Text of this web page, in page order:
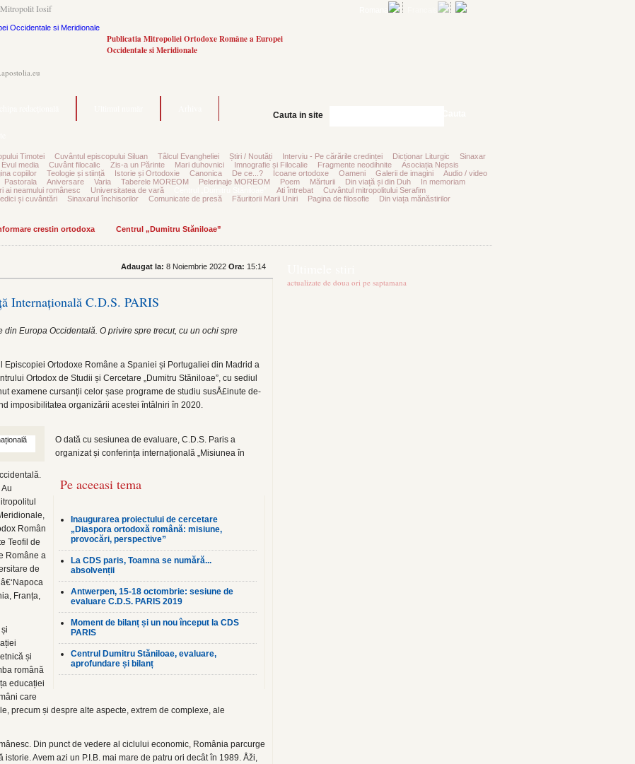
Mitropolit Iosif
Publicatia Mitropoliei Ortodoxe Române a Europei
Occidentale si Meridionale
Cauta in site
Timotei Cuvântul episcopului Siluan Tâlcul Evangheliei Știri / Noutăți Interviu - Pe cărările credinței Dicționar Liturgic
Sinaxar
Evul media Cuvânt filocalic Zis-a un Părinte Mari duhovnici Imnografie și Filocalie Fragmente neodihnite
Asociația Nepsis
copiilor Teologie și stiință Istorie și Ortodoxie Canonica De ce...? Icoane ortodoxe Oameni Galerii de imagini
Audio / video
Pastorala Aniversare Varia Taberele MOREOM Pelerinaje MOREOM Poem Mărturii Din viață și din Duh
In memoriam
ai neamului românesc Universitatea de vară Ati întrebat
Cuvântul mitropolitului Serafim
și cuvântări Sinaxarul închisorilor Comunicate de presă Făuritorii Marii Uniri Pagina de filosofie
Din viața mănăstirilor
crestin ortodoxa Centrul „Dumitru Stăniloae”
Adaugat la: 8 Noiembrie 2022 Ora: 15:14
Internațională C.D.S. PARIS
Europa Occidentală. O privire spre trecut, cu un ochi spre
Episcopiei Ortodoxe Române a Spaniei și Portugaliei din Madrid a
Ortodox de Studii și Cercetare „Dumitru Stăniloae”, cu sediul
examene cursanții celor șase programe de studiu susÅ£inute de-
imposibilitatea organizării acestei întâlniri în 2020.
Pe aceeasi tema
Inaugurarea proiectului de cercetare
„Diaspora ortodoxă română: misiune,
provocări, perspective”
La CDS paris, Toamna se numără...
absolvenții
Antwerpen, 15-18 octombrie: sesiune de
evaluare C.D.S. PARIS 2019
Moment de bilanț și un nou început la CDS
PARIS
Centrul Dumitru Stăniloae, evaluare,
aprofundare și bilanț
O dată cu sesiunea de evaluare, C.D.S. Paris a
organizat și conferința internațională „Misiunea în
Român
Teofil de
Române a
de
Franța,
și
română
educației
care
precum și despre alte aspecte, extrem de complexe, ale
Din punct de vedere al ciclului economic, România parcurge
Avem azi un P.I.B. mai mare de patru ori decât în 1989. Åži,
actualizate de doua ori pe saptamana